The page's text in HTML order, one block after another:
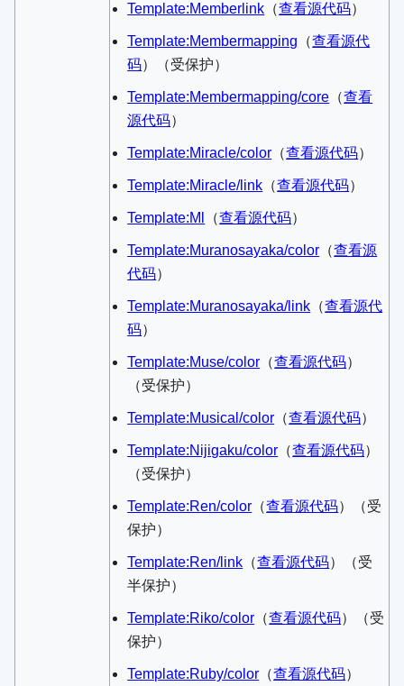
Template:Memberlink ​（查看源代码）​
Template:Membermapping ​（查看源代
码）​（受保护）
Template:Membermapping/core ​（查看
源代码）​
Template:Miracle/color ​（查看源代码）​
Template:Miracle/link ​（查看源代码）​
Template:Ml ​（查看源代码）​
Template:Muranosayaka/color ​（查看源
代码）​
Template:Muranosayaka/link ​（查看源代
码）​
Template:Muse/color ​（查看源代码）​
（受保护）
Template:Musical/color ​（查看源代码）​
Template:Nijigaku/color ​（查看源代码）​
（受保护）
Template:Ren/color ​（查看源代码）​（受
保护）
Template:Ren/link ​（查看源代码）​（受
半保护）
Template:Riko/color ​（查看源代码）​（受
保护）
Template:Ruby/color ​（查看源代码）​